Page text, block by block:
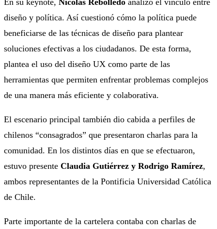
diseño y política. Así cuestionó cómo la política puede
beneficiarse de las técnicas de diseño para plantear
soluciones efectivas a los ciudadanos. De esta forma,
plantea el uso del diseño UX como parte de las
herramientas que permiten enfrentar problemas complejos
de una manera más eficiente y colaborativa.
El escenario principal también dio cabida a perfiles de
chilenos “consagrados” que presentaron charlas para la
comunidad. En los distintos días en que se efectuaron,
estuvo presente Claudia Gutiérrez y Rodrigo Ramírez,
ambos representantes de la Pontificia Universidad Católica
de Chile.
Parte importante de la cartelera contaba con charlas de